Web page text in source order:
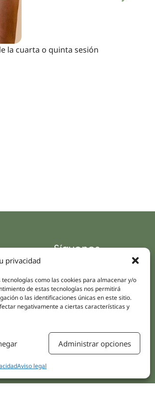
privacidad
como las cookies para almacenar y/o
de estas tecnologías nos permitirá
o las identificaciones únicas en este sitio.
negativamente a ciertas características y
Administrar opciones
Aviso legal
la cuarta o quinta sesión
Síguenos
LinkedIn
Youtube
Facebook